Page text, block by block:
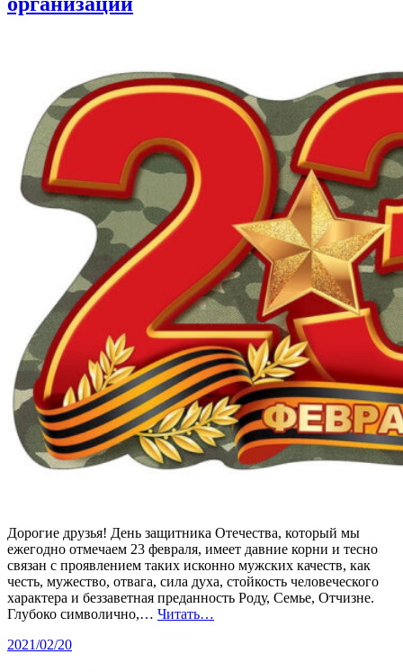
Дорогие друзья! День защитника Отечества, который мы
ежегодно отмечаем 23 февраля, имеет давние корни и тесно
связан с проявлением таких исконно мужских качеств, как
честь, мужество, отвага, сила духа, стойкость человеческого
характера и беззаветная преданность Роду, Семье, Отчизне.
Глубоко символично,… Читать…
2021/02/20